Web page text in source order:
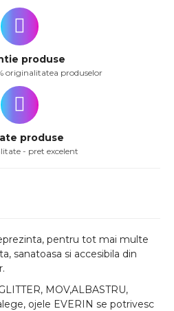
produse
originalitatea produselor
produse
- pret excelent
pentru tot mai multe
sanatoasa si accesibila din
MOV,ALBASTRU,
ojele EVERIN se potrivesc